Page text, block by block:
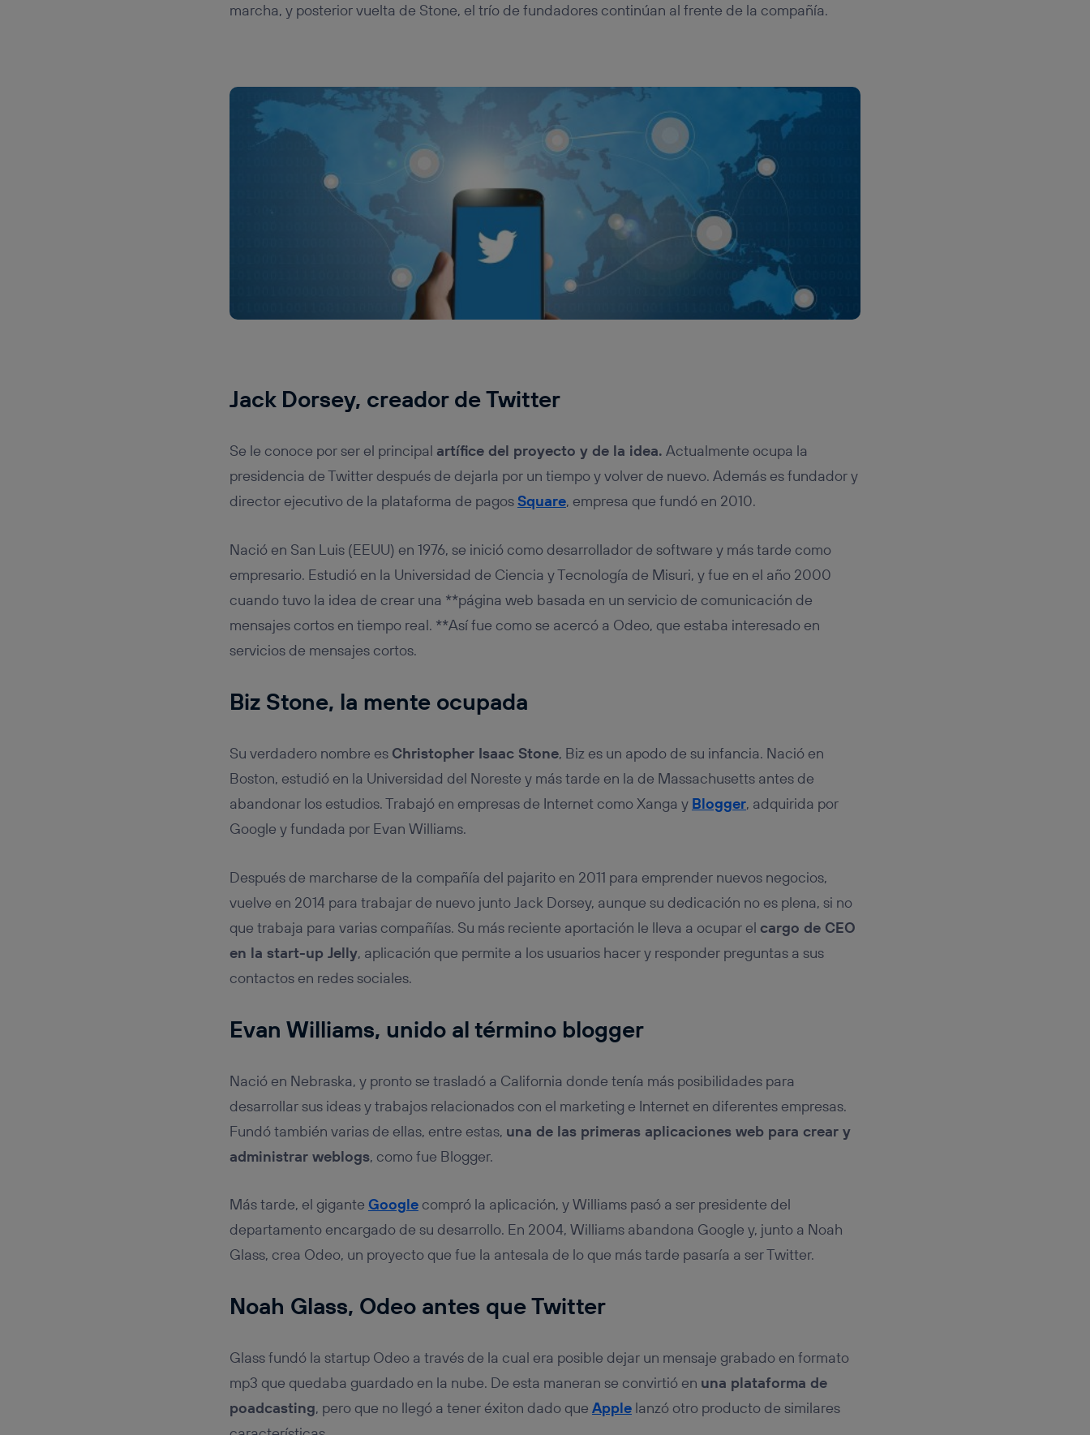
marcha, y posterior vuelta de Stone, el trío de fundadores continúan al frente de la compañía.
Jack Dorsey, creador de Twitter
Se le conoce por ser el principal artífice del proyecto y de la idea. Actualmente ocupa la
presidencia de Twitter después de dejarla por un tiempo y volver de nuevo. Además es fundador y
director ejecutivo de la plataforma de pagosSquare, empresa que fundó en 2010.
Nació en San Luis (EEUU) en 1976, se inició como desarrollador de software y más tarde como
empresario. Estudió en la Universidad de Ciencia y Tecnología de Misuri, y fue en el año 2000
cuando tuvo la idea de crear una **página web basada en un servicio de comunicación de
mensajes cortos en tiempo real. **Así fue como se acercó a Odeo, que estaba interesado en
servicios de mensajes cortos.
Biz Stone, la mente ocupada
Su verdadero nombre es Christopher Isaac Stone, Biz es un apodo de su infancia. Nació en
Boston, estudió en la Universidad del Noreste y más tarde en la de Massachusetts antes de
abandonar los estudios. Trabajó en empresas de Internet como Xanga y Blogger, adquirida por
Google y fundada por Evan Williams.
Después de marcharse de la compañía del pajarito en 2011 para emprender nuevos negocios,
vuelve en 2014 para trabajar de nuevo junto Jack Dorsey, aunque su dedicación no es plena, si no
que trabaja para varias compañías. Su más reciente aportación le lleva a ocupar el cargo de CEO
en la start-up Jelly, aplicación que permite a los usuarios hacer y responder preguntas a sus
contactos en redes sociales.
Evan Williams, unido al término blogger
Nació en Nebraska, y pronto se trasladó a California donde tenía más posibilidades para
desarrollar sus ideas y trabajos relacionados con el marketing e Internet en diferentes empresas.
Fundó también varias de ellas, entre estas, una de las primeras aplicaciones web para crear y
administrar weblogs, como fue Blogger.
Más tarde, el gigante Googlecompró la aplicación, y Williams pasó a ser presidente del
departamento encargado de su desarrollo. En 2004, Williams abandona Google y, junto a Noah
Glass, crea Odeo, un proyecto que fue la antesala de lo que más tarde pasaría a ser Twitter.
Noah Glass, Odeo antes que Twitter
Glass fundó la startup Odeo a través de la cual era posible dejar un mensaje grabado en formato
mp3 que quedaba guardado en la nube. De esta maneran se convirtió en una plataforma de
poadcasting, pero que no llegó a tener éxiton dado que Applelanzó otro producto de similares